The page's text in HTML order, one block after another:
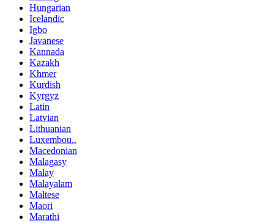
Hungarian
Icelandic
Igbo
Javanese
Kannada
Kazakh
Khmer
Kurdish
Kyrgyz
Latin
Latvian
Lithuanian
Luxembou..
Macedonian
Malagasy
Malay
Malayalam
Maltese
Maori
Marathi